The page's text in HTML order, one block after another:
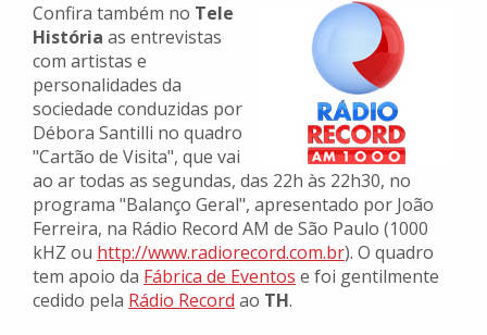
Confira também no Tele
História as entrevistas
com artistas e
personalidades da
sociedade conduzidas por
Débora Santilli no quadro
"Cartão de Visita", que vai
ao ar todas as segundas, das 22h às 22h30, no
programa "Balanço Geral", apresentado por João
Ferreira, na Rádio Record AM de São Paulo (1000
kHZ ou http://www.radiorecord.com.br). O quadro
tem apoio da Fábrica de Eventos e foi gentilmente
cedido pela Rádio Record ao TH.